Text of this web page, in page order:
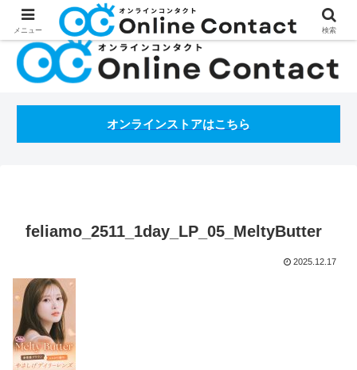
処方箋不要のコンタクトレンズ通販オンラインコンタクトBLOG
オンラインストアはこちら
feliamo_2511_1day_LP_05_MeltyButter
2025.12.17
メニュー 検索